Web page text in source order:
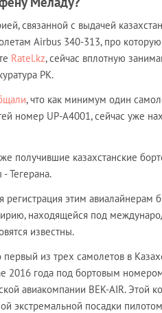
связанной с выдачей
Airbus 340-313, про
Ratel.kz, сейчас вплотную
РК.
, что как минимум один
номер UP-A4001, сейчас уже
получившие казахстанские
Тегерана.
регистрация этим
находящейся под
известны.
первый из трех самолетов в
2016 года под бортовым
авиакомпании BEK-AIR. Этой
экстремальной посадки